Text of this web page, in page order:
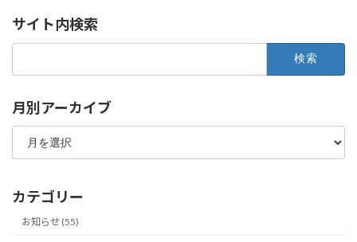
サイト内検索
月別アーカイブ
月
ア
カ
イ
カテゴリー
お知らせ (55)